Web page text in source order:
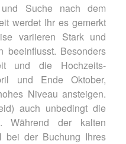
Suche nach dem
werdet Ihr es gemerkt
variieren Stark und
beeinflusst. Besonders
und die Hochzeits-
und Ende Oktober,
Niveau ansteigen.
auch unbedingt die
Während der kalten
bei der Buchung Ihres